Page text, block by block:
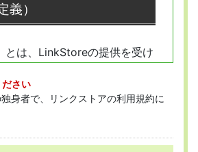
義）
とは、LinkStoreの提供を受け
は、本規約に従って会員登録
します。
さい
身者で、リンクストアの利用規約に